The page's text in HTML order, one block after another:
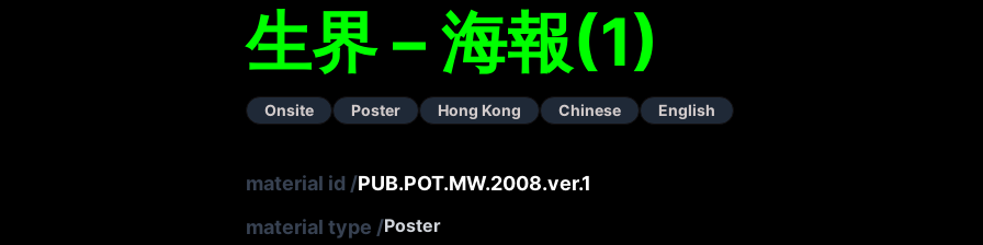
生界 – 海報(1)
Onsite Poster Hong Kong Chinese English
material id /PUB.POT.MW.2008.ver.1
material type /Poster